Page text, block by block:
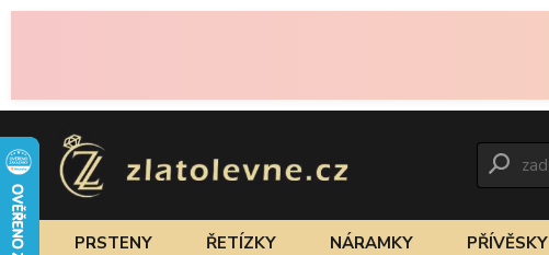
PRSTENY ŘETÍZKY NÁRAMKY PŘÍVĚSKY